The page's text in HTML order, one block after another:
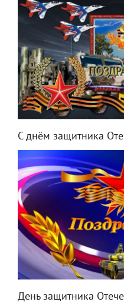
С днём защитника
День защитника